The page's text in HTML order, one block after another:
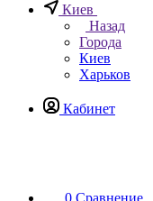
Киев
Назад
Города
Киев
Харьков
Кабинет
0 Сравнение